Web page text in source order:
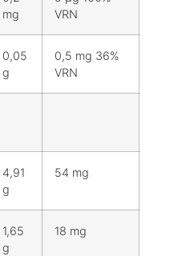
mg
VRN
0,05
g
0,5 mg 36%
VRN
4,91
g
54 mg
1,65
g
18 mg